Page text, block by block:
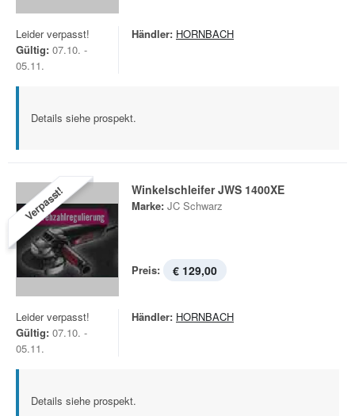
Leider verpasst!
Gültig: 07.10. -
05.11.
Händler: HORNBACH
Details siehe prospekt.
Verpasst! Winkelschleifer JWS 1400XE
Marke: JC Schwarz
Preis: € 129,00
Leider verpasst!
Gültig: 07.10. -
05.11.
Händler: HORNBACH
Details siehe prospekt.